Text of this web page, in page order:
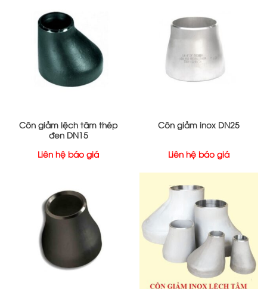
Côn giảm lệch tâm thép
đen DN15
Liên hệ báo giá
Côn giảm inox DN25
Liên hệ báo giá